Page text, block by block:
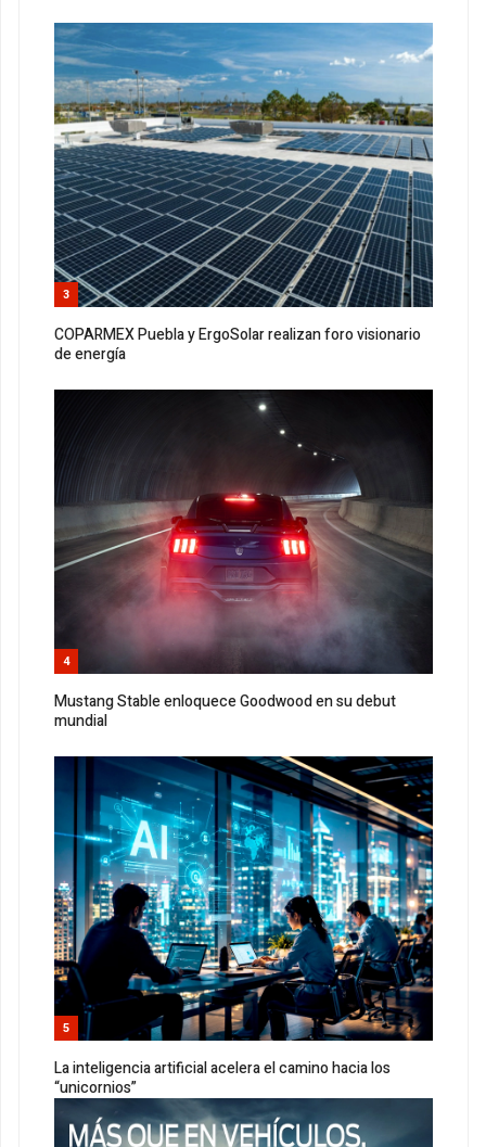
3
COPARMEX Puebla y ErgoSolar realizan foro visionario
de energía
4
Mustang Stable enloquece Goodwood en su debut
mundial
5
La inteligencia artificial acelera el camino hacia los
“unicornios”